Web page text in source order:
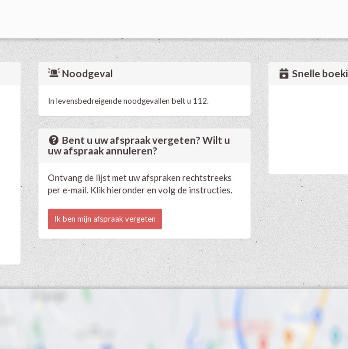
Noodgeval
In levensbedreigende noodgevallen belt u 112.
Bent u uw afspraak vergeten? Wilt u
uw afspraak annuleren?
Ontvang de lijst met uw afspraken rechtstreeks
per e-mail. Klik hieronder en volg de instructies.
Ik ben mijn afspraak vergeten
Snelle